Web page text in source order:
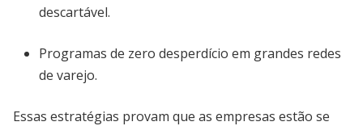
descartável.
Programas de zero desperdício em grandes redes
de varejo.
Essas estratégias provam que as empresas estão se